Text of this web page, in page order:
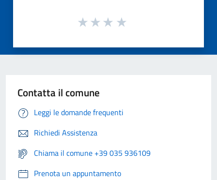
Contatta il comune
Leggi le domande frequenti
Richiedi Assistenza
Chiama il comune +39 035 936109
Prenota un appuntamento